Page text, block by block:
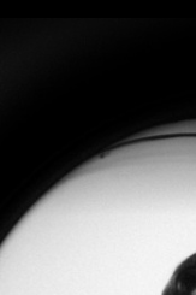
Home
JAS x LUNA 2026